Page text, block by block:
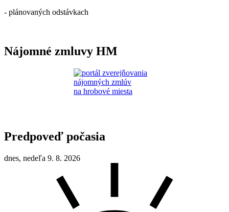
- plánovaných odstávkach
Nájomné zmluvy HM
Predpoveď počasia
dnes, nedeľa 9. 8. 2026